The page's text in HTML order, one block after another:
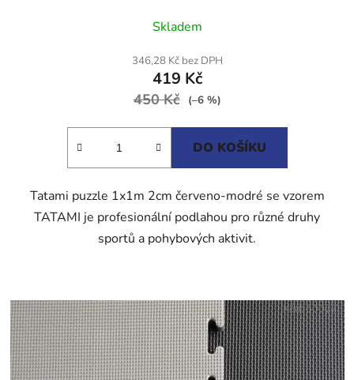
hodnocení
produktu
je
5,0
Skladem
346,28 Kč bez DPH
419 Kč
450 Kč (–6 %)
DO KOŠÍKU
Tatami puzzle 1x1m 2cm červeno-modré se vzorem
TATAMI je profesionální podlahou pro různé druhy
sportů a pohybových aktivit.
Kód:50027